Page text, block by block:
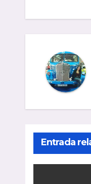
Entrada